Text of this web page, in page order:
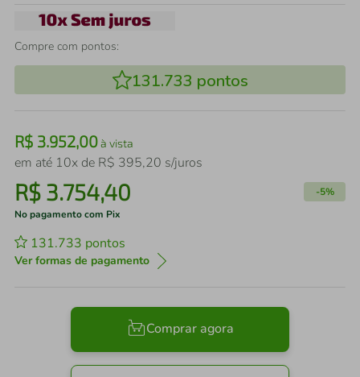
Compre com pontos:
131.733 pontos
R$ 3.952,00à vista
em até 10x de R$ 395,20 s/juros
R$ 3.754,40 -5%
No pagamento com Pix
131.733 pontos
Ver formas de pagamento
Comprar agora